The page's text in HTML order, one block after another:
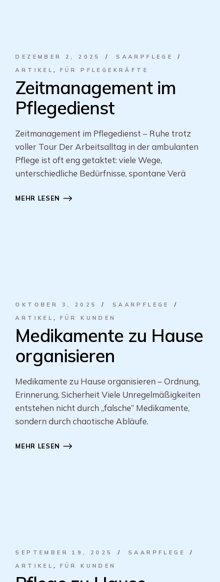
DEZEMBER 2, 2025
SAARPFLEGE
ARTIKEL
FÜR PFLEGEKRÄFTE
Zeitmanagement im
Pflegedienst
Zeitmanagement im Pflegedienst – Ruhe trotz
voller Tour Der Arbeitsalltag in der ambulanten
Pflege ist oft eng getaktet: viele Wege,
unterschiedliche Bedürfnisse, spontane Verä
MEHR LESEN
OKTOBER 3, 2025
SAARPFLEGE
ARTIKEL
FÜR KUNDEN
Medikamente zu Hause
organisieren
Medikamente zu Hause organisieren – Ordnung,
Erinnerung, Sicherheit Viele Unregelmäßigkeiten
entstehen nicht durch „falsche“ Medikamente,
sondern durch chaotische Abläufe.
MEHR LESEN
SEPTEMBER 19, 2025
SAARPFLEGE
ARTIKEL
FÜR KUNDEN